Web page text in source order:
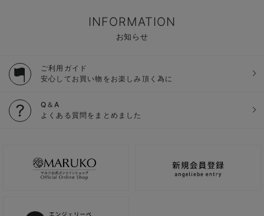
INFORMATION
お知らせ
ご利用ガイド
安心してお買い物をお楽しみ頂く為に
Q＆A
よくある質問をまとめました